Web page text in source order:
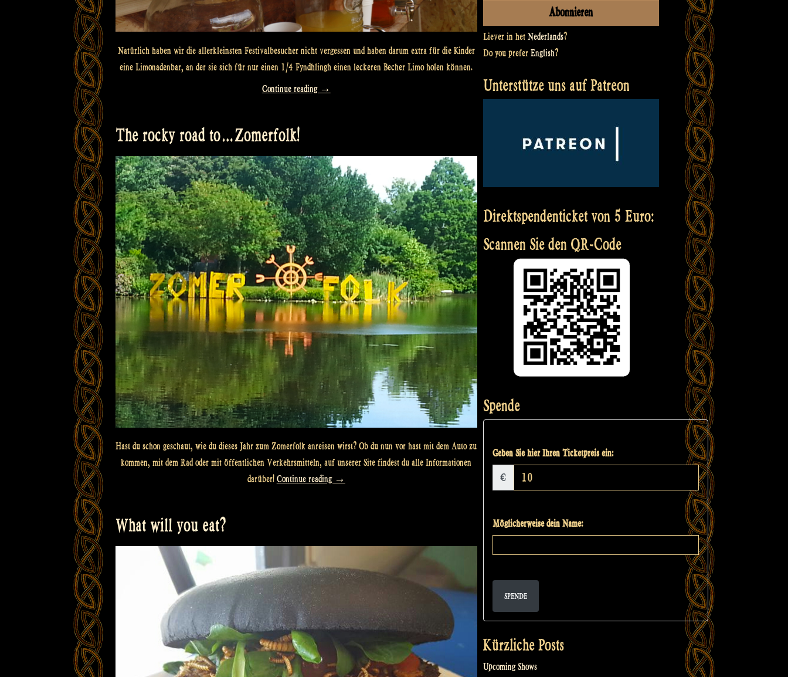
Natürlich haben wir die allerkleinsten Festivalbesucher nicht vergessen und haben darum extra für die Kinder
eine Limonadenbar, an der sie sich für nur einen 1/4 Fyndhlingh einen leckeren Becher Limo holen können.
Continue reading „Lemonade
→
The rocky road to…Zomerfolk!
Hast du schon geschaut, wie du dieses Jahr zum Zomerfolk anreisen wirst? Ob du nun vor hast mit dem Auto zu
kommen, mit dem Rad oder mit öffentlichen Verkehrsmitteln, auf unserer Site findest du alle Informationen
darüber! Continue reading „The
Zomerfolk!“
→
What will you eat?
Liever in het Nederlands?
Do you prefer English?
Unterstütze uns auf Patreon
Direktspendenticket von 5 Euro:
Scannen Sie den QR-Code
Spende
Geben Sie hier Ihren Ticketpreis ein:
€
Möglicherweise dein Name:
SPENDE
Kürzliche Posts
Upcoming Shows